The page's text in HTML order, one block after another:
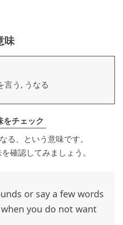
味
言う, うなる
をチェック
、という意味です。
確認してみましょう。
or say a few words
you do not want